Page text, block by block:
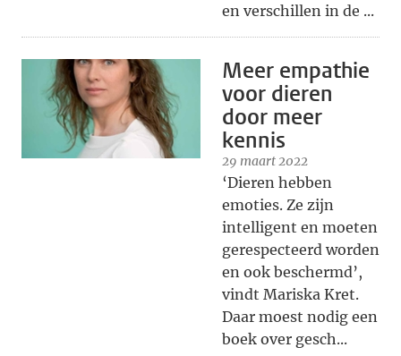
en verschillen in de ...
Meer empathie
voor dieren
door meer
kennis
29 maart 2022
‘Dieren hebben
emoties. Ze zijn
intelligent en moeten
gerespecteerd worden
en ook beschermd’,
vindt Mariska Kret.
Daar moest nodig een
boek over gesch...